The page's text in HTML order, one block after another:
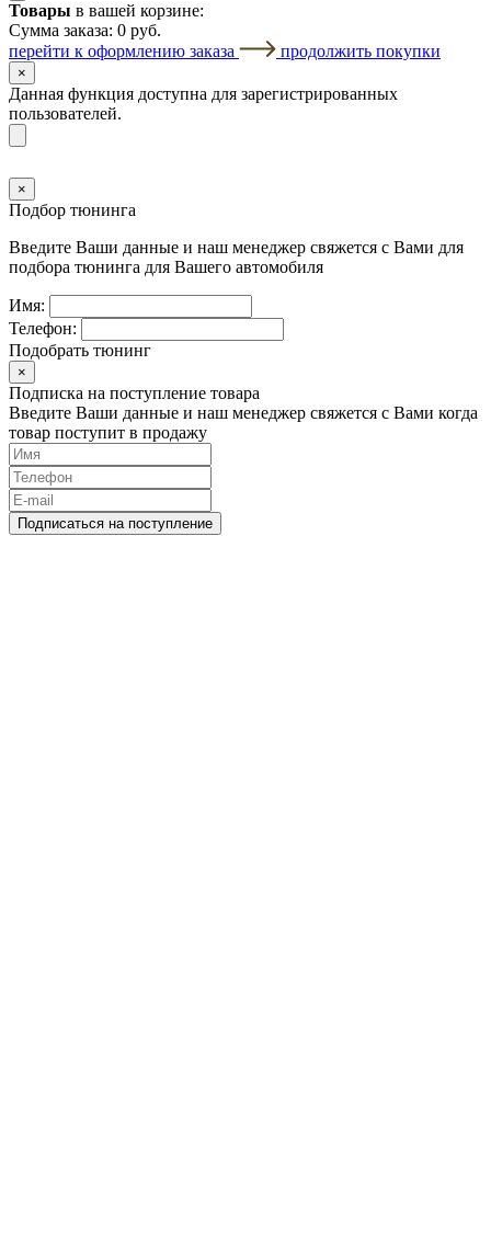
Товары в вашей корзине:
Сумма заказа: 0 руб.
перейти к оформлению заказа
продолжить покупки
×
Данная функция доступна для зарегистрированных
пользователей.
×
Подбор тюнинга
Введите Ваши данные и наш менеджер свяжется с Вами для
подбора тюнинга для Вашего автомобиля
Имя:
Телефон:
Подобрать тюнинг
×
Подписка на поступление товара
Введите Ваши данные и наш менеджер свяжется с Вами когда
товар поступит в продажу